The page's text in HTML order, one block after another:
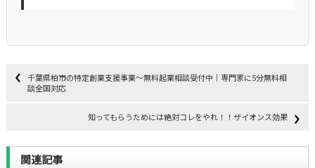
千葉県柏市の特定創業支援事業～無料起業相談受付中｜専門家に5分無料相
談全国対応
知ってもらうためには絶対コレをやれ！！ザイオンス効果
関連記事